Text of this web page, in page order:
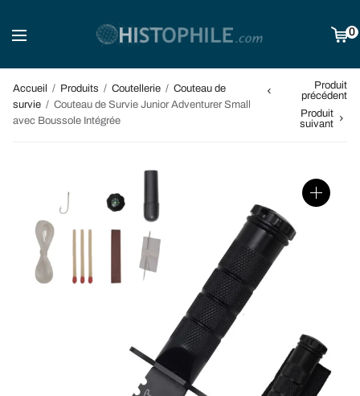
0
Accueil / Produits / Coutellerie / Couteau de
survie / Couteau de Survie Junior Adventurer Small
avec Boussole Intégrée
Produit
précédent
Produit
suivant